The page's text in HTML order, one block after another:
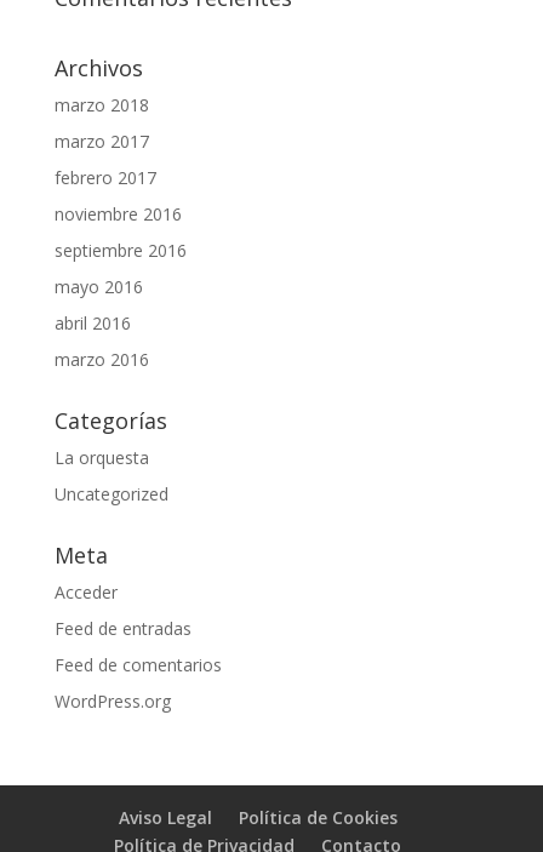
Archivos
marzo 2018
marzo 2017
febrero 2017
noviembre 2016
septiembre 2016
mayo 2016
abril 2016
marzo 2016
Categorías
La orquesta
Uncategorized
Meta
Acceder
Feed de entradas
Feed de comentarios
WordPress.org
Aviso Legal
Política de Cookies
Política de Privacidad
Contacto